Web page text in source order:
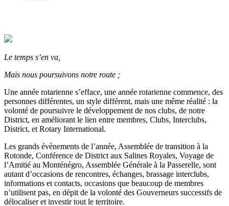
Le temps s’en va,
Mais nous poursuivons notre route ;
Une année rotarienne s’efface, une année rotarienne commence, des
personnes différentes, un style différent, mais une même réalité : la
volonté de poursuivre le développement de nos clubs, de notre
District, en améliorant le lien entre membres, Clubs, Interclubs,
District, et Rotary International.
Les grands évènements de l’année, Assemblée de transition à la
Rotonde, Conférence de District aux Salines Royales, Voyage de
l’Amitié au Monténégro, Assemblée Générale à la Passerelle, sont
autant d’occasions de rencontres, échanges, brassage interclubs,
informations et contacts, occasions que beaucoup de membres
n’utilisent pas, en dépit de la volonté des Gouverneurs successifs de
délocaliser et investir tout le territoire.